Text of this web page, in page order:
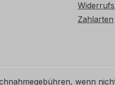
Zahlarten
wenn